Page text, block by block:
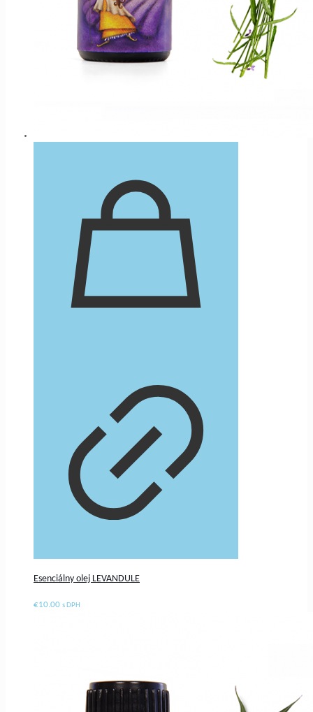
Esenciálny olej LEVANDULE
€10.00 s DPH